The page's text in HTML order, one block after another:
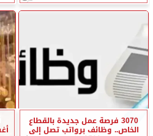
3070 فرصة عمل جديدة بالقطاع
الخاص.. وظائف برواتب تصل إلى